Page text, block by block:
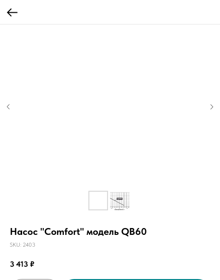
Насос "Comfort" модель QB60
SKU: 2403
3 413 ₽